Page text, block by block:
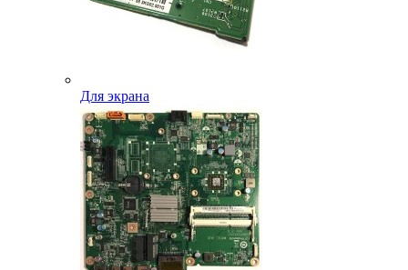
Для экрана